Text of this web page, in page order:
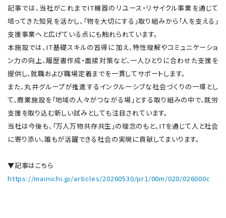
記事では、当社がこれまでIT機器のリユース・リサイクル事業を通じて
培ってきた知見を活かし、「物を大切にする」取り組みから「人を支える」
支援事業へと広げている点にも触れられています。
本施設では、IT基礎スキルの習得に加え、特性理解やコミュニケーショ
ン力の向上、履歴書作成・面接対策など、一人ひとりに合わせた支援を
提供し、就職および職場定着までを一貫してサポートします。
また、丸井グループが推進するインクルーシブな社会づくりの一環とし
て、商業施設を「地域の人々がつながる場」とする取り組みの中で、就労
支援を取り込む新しい試みとしても注目されています。
当社は今後も、「万人万物共存共生」の理念のもと、ITを通じて人と社会
に寄り添い、誰もが活躍できる社会の実現に貢献してまいります。
▼記事はこちら
https://mainichi.jp/articles/20260530/pr1/00m/020/026000c